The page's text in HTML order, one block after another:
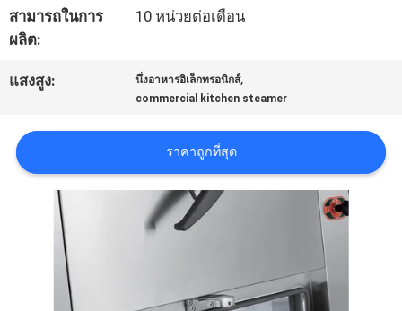
ติดต่อ
ข่าว
สามารถในการ
ผลิต:
10 หน่วยต่อเดือน
แสงสูง: นึ่งอาหารอิเล็กทรอนิกส์,
commercial kitchen steamer
ราคาถูกที่สุด